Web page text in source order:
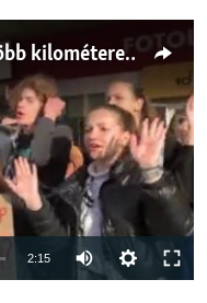
„Nincs tanár, nincs jövő” – Több kilométeres élőlánc a tanárokért
tartalom
2:15